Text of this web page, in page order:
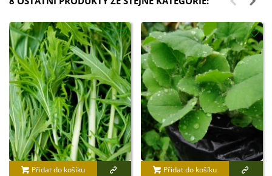
Přidat do košíku Přidat do košíku